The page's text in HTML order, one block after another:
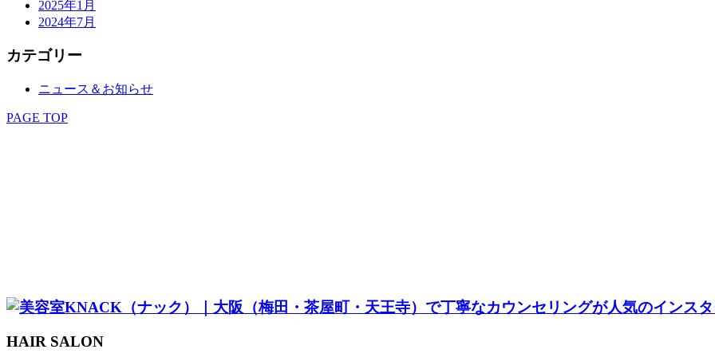
2025年1月
2024年7月
カテゴリー
ニュース＆お知らせ
PAGE TOP
HAIR SALON